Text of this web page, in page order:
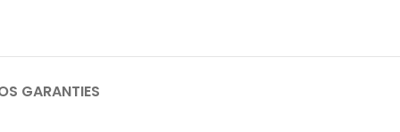
GARANTIES